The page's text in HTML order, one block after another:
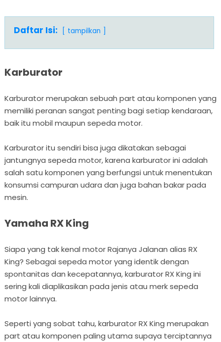
Daftar Isi: tampilkan
Karburator
Karburator merupakan sebuah part atau komponen yang
memiliki peranan sangat penting bagi setiap kendaraan,
baik itu mobil maupun sepeda motor.
Karburator itu sendiri bisa juga dikatakan sebagai
jantungnya sepeda motor, karena karburator ini adalah
salah satu komponen yang berfungsi untuk menentukan
konsumsi campuran udara dan juga bahan bakar pada
mesin.
Yamaha RX King
Siapa yang tak kenal motor Rajanya Jalanan alias RX
King? Sebagai sepeda motor yang identik dengan
spontanitas dan kecepatannya, karburator RX King ini
sering kali diaplikasikan pada jenis atau merk sepeda
motor lainnya.
Seperti yang sobat tahu, karburator RX King merupakan
part atau komponen paling utama supaya terciptannya